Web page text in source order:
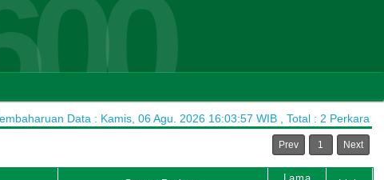
Data : Kamis, 06 Agu. 2026 16:03:57 WIB , Total : 2 Perkara
Prev 1 Next